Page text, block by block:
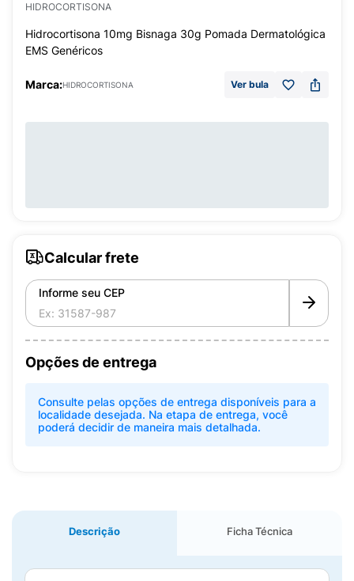
HIDROCORTISONA
Hidrocortisona 10mg Bisnaga 30g Pomada Dermatológica
EMS Genéricos
Marca:HIDROCORTISONA Ver bula
Calcular frete
Informe seu CEP
Opções de entrega
Consulte pelas opções de entrega disponíveis para a
localidade desejada. Na etapa de entrega, você
poderá decidir de maneira mais detalhada.
Descrição Ficha Técnica